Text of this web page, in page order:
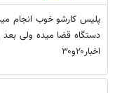
پلیس کارشو خوب انجام
دستگاه قضا میده ولی بعد
اخبار۲۰و۳۰